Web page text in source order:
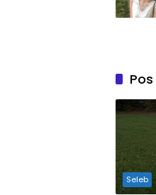
Seleb